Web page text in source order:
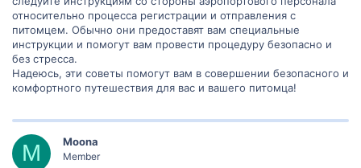
относительно процесса регистрации и отправления с
питомцем. Обычно они предоставят вам специальные
инструкции и помогут вам провести процедуру безопасно и
без стресса.
Надеюсь, эти советы помогут вам в совершении безопасного и
комфортного путешествия для вас и вашего питомца!
M Moona
Member